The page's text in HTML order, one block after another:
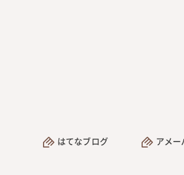
はてなブログ アメ